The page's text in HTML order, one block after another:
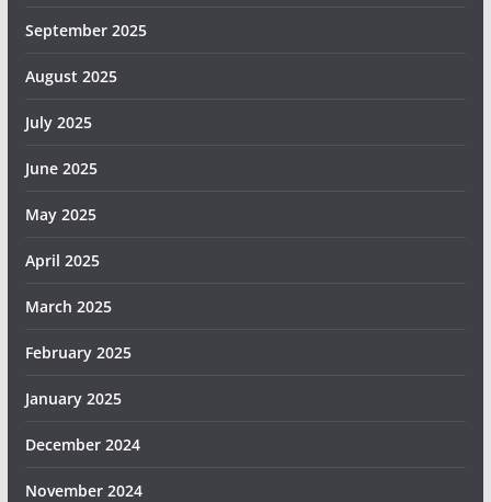
September 2025
August 2025
July 2025
June 2025
May 2025
April 2025
March 2025
February 2025
January 2025
December 2024
November 2024